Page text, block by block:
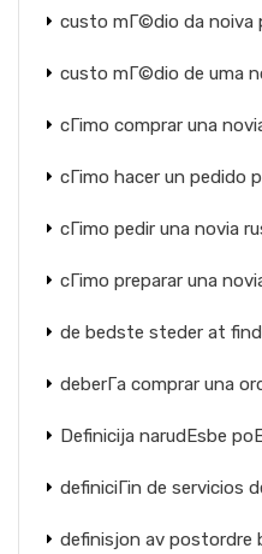
custo mГ©dio da noiva
custo mГ©dio de uma
cГіmo comprar una
cГіmo hacer un pedido
cГіmo pedir una novia
cГіmo preparar una
de bedste steder at
deberГ­a comprar una
Definicija narudЕѕbe
definiciГіn de servicios
definisjon av postordre